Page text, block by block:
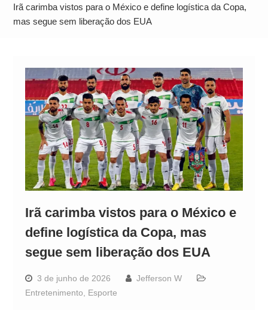
Alto
Irã carimba vistos para o México e define logística da Copa,
mas segue sem liberação dos EUA
Irã carimba vistos para o México e
define logística da Copa, mas
segue sem liberação dos EUA
3 de junho de 2026
Jefferson W
Entretenimento, Esporte